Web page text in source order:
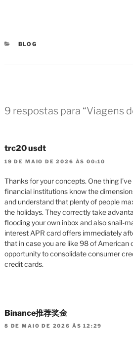
CATEGORIAS
BLOG
9 respostas para “Viagens
trc20 usdt
19 DE MAIO DE 2026 ÀS 00:10
Thanks for your concepts. One thing
financial institutions know the
and understand that plenty of people
the holidays. They correctly take
flooding your own inbox and also snail-
interest APR card offers immediately
that in case you are like 98 of American
opportunity to consolidate consumer
credit cards.
Binance推荐奖金
8 DE MAIO DE 2026 ÀS 12:29